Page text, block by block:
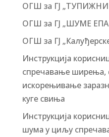
ОГШ за ГЈ
ОГШ за ГЈ „ШУМЕ
ОГШ за ГЈ
Инструкција
спречавање ширења,
искорењивање
куге свиња
Инструкција
шума у циљу